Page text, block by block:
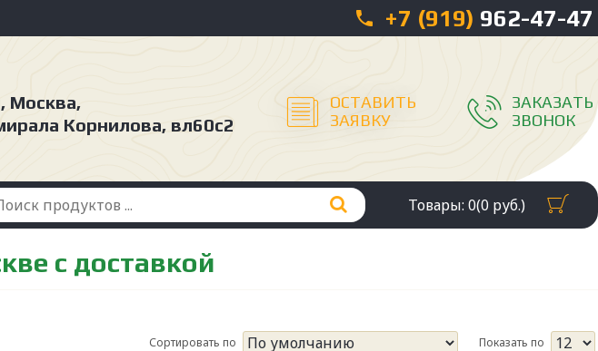
+7 (919) 962-47-47
Москва,
Корнилова, вл60с2
ОСТАВИТЬ
ЗАЯВКУ
ЗАКАЗАТЬ
ЗВОНОК
Товары: 0(0 руб.)
с доставкой
Сортировать по Показать по